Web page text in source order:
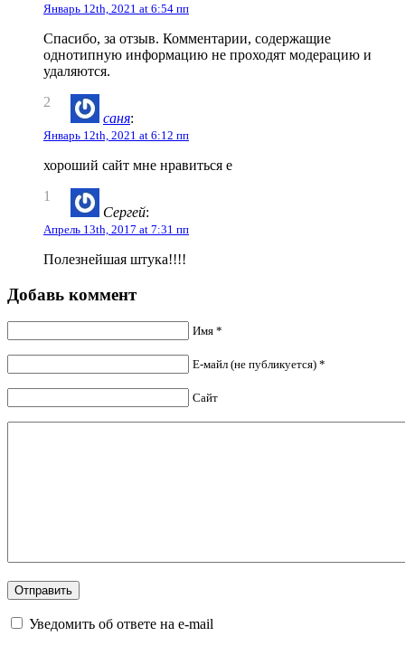
Январь 12th, 2021 at 6:54 пп
Спасибо, за отзыв. Комментарии, содержащие
однотипную информацию не проходят модерацию и
удаляются.
2
саня:
Январь 12th, 2021 at 6:12 пп
хороший сайт мне нравиться е
1
Сергей:
Апрель 13th, 2017 at 7:31 пп
Полезнейшая штука!!!!
Добавь коммент
Имя *
Е-майл (не публикуется) *
Сайт
Уведомить об ответе на e-mail